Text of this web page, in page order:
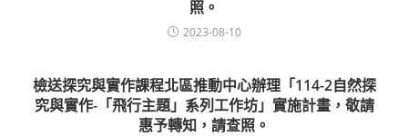
照。
2023-08-10
檢送探究與實作課程北區推動中心辦理「114-2自然探
究與實作-「飛行主題」系列工作坊」實施計畫，敬請
惠予轉知，請查照。